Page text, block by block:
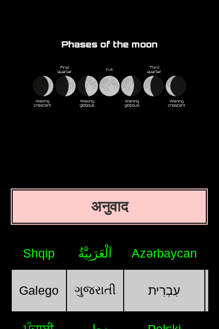
अनुवाद
Shqip اَلْعَرَبِيَّةُ Azərbaycan
Galego ગુજરાતી עִבְרִית